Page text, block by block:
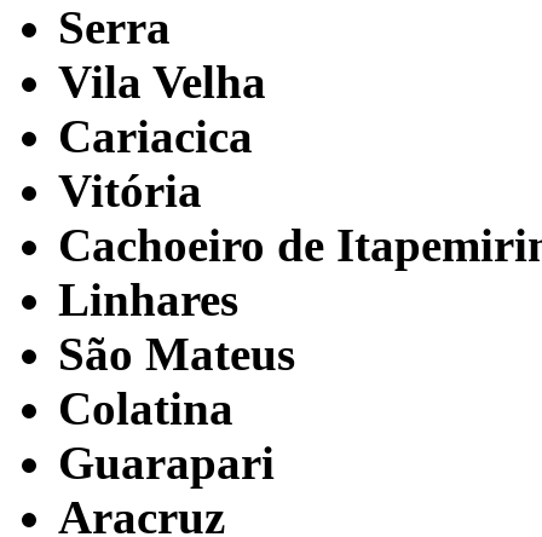
Serra
Vila Velha
Cariacica
Vitória
Cachoeiro de
Linhares
São Mateus
Colatina
Guarapari
Aracruz